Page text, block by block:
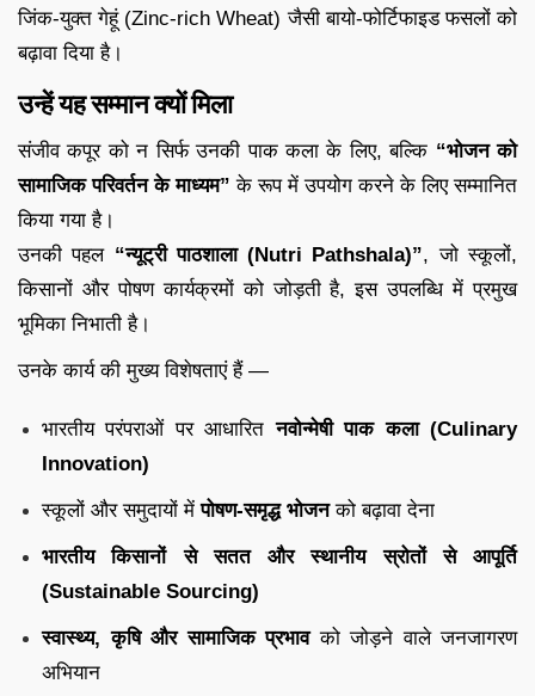
जिंक-युक्त गेहूं (Zinc-rich Wheat) जैसी बायो-फोर्टिफाइड फसलों को
बढ़ावा दिया है।
उन्हें यह सम्मान क्यों मिला
संजीव कपूर को न सिर्फ उनकी पाक कला के लिए, बल्कि “भोजन को
सामाजिक परिवर्तन के माध्यम” के रूप में उपयोग करने के लिए सम्मानित
किया गया है।
उनकी पहल “न्यूट्री पाठशाला (Nutri Pathshala)”, जो स्कूलों,
किसानों और पोषण कार्यक्रमों को जोड़ती है, इस उपलब्धि में प्रमुख
भूमिका निभाती है।
उनके कार्य की मुख्य विशेषताएं हैं —
भारतीय परंपराओं पर आधारितनवोन्मेषी पाक कला (Culinary
Innovation)
स्कूलों और समुदायों मेंपोषण-समृद्ध भोजनको बढ़ावा देना
भारतीय किसानों से सतत और स्थानीय स्रोतों से आपूर्ति
(Sustainable Sourcing)
स्वास्थ्य, कृषि और सामाजिक प्रभावको जोड़ने वाले जनजागरण
अभियान